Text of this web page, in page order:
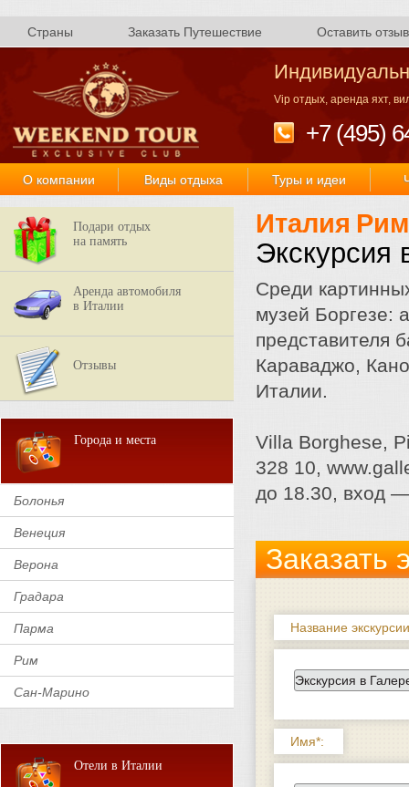
Страны Заказать Путешествие Оставить отзыв
Vip отдых, аренда яхт,
+7 (495)
О компании Виды отдыха Туры и идеи
Подари отдых
на память
Аренда автомобиля
в Италии
Отзывы
Города и места
Болонья
Венеция
Верона
Градара
Парма
Рим
Сан-Марино
Отели в Италии
Италия Рим
Экскурсия
Среди
музей Боргезе:
представителя
Караваджо,
Италии.
Villa Borghese,
328 10,
до 18.30, вход
Заказать
Название
Имя*: